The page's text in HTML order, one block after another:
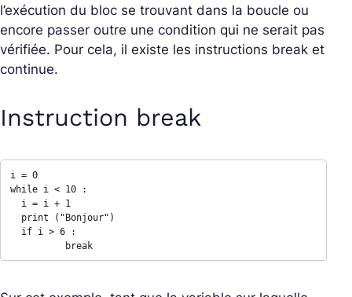
l’exécution du bloc se trouvant dans la boucle ou
encore passer outre une condition qui ne serait pas
vérifiée. Pour cela, il existe les instructions break et
continue.
Instruction break
i = 0
while i < 10 :
	  break